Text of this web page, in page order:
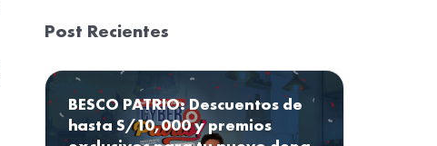
Post Recientes
BESCO PATRIO: Descuentos de
hasta S/10,000 y premios